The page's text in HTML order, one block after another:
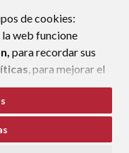
de cookies:
web funcione
para recordar sus
, para mejorar el
todas”
el botón